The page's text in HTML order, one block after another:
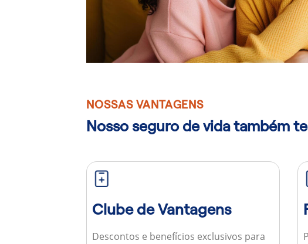
NOSSAS VANTAGENS
Nosso seguro de vida também
Clube de Vantagens
Descontos e benefícios exclusivos para